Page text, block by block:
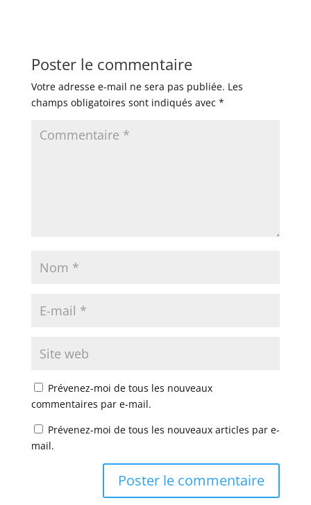
Poster le commentaire
Votre adresse e-mail ne sera pas publiée. Les
champs obligatoires sont indiqués avec *
Prévenez-moi de tous les nouveaux
commentaires par e-mail.
Prévenez-moi de tous les nouveaux articles par e-
mail.